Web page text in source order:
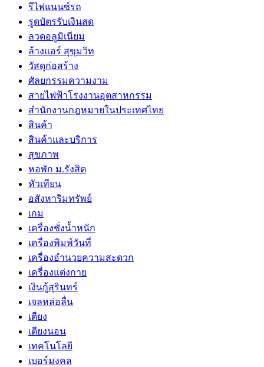
รีไฟแนนซ์รถ
รูดบัตรรับเงินสด
ลวดอลูมิเนียม
ล้างแอร์ สุขุมวิท
วัสดุก่อสร้าง
ศัลยกรรมความงาม
สายไฟฟ้าโรงงานอุตสาหกรรม
สำนักงานกฎหมายในประเทศไทย
สินค้า
สินค้าและบริการ
สุขภาพ
หอพัก ม.รังสิต
หัวเทียน
อสังหาริมทรัพย์
เกม
เครื่องชั่งน้ำหนัก
เครื่องพิมพ์วันที่
เครื่องอำนวยความสะดวก
เครื่องแต่งกาย
เงินกู้สุรินทร์
เจลหล่อลื่น
เตียง
เตียงนอน
เทคโนโลยี
เบอร์มงคล